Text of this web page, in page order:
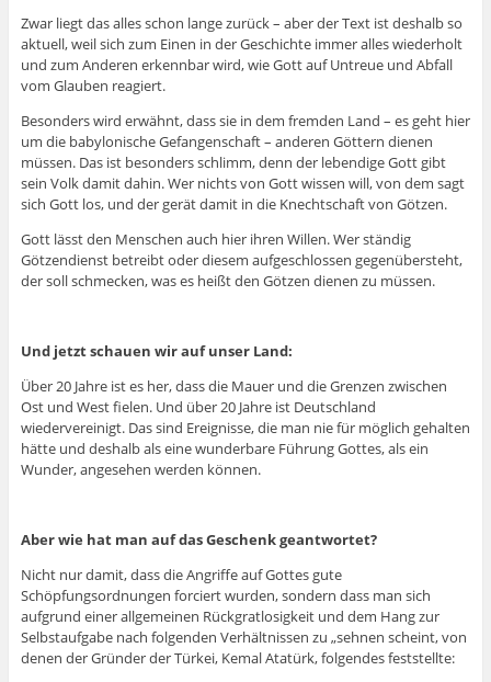
Zwar liegt das alles schon lange zurück – aber der Text ist deshalb so
aktuell, weil sich zum Einen in der Geschichte immer alles wiederholt
und zum Anderen erkennbar wird, wie Gott auf Untreue und Abfall
vom Glauben reagiert.
Besonders wird erwähnt, dass sie in dem fremden Land – es geht hier
um die babylonische Gefangenschaft – anderen Göttern dienen
müssen. Das ist besonders schlimm, denn der lebendige Gott gibt
sein Volk damit dahin. Wer nichts von Gott wissen will, von dem sagt
sich Gott los, und der gerät damit in die Knechtschaft von Götzen.
Gott lässt den Menschen auch hier ihren Willen. Wer ständig
Götzendienst betreibt oder diesem aufgeschlossen gegenübersteht,
der soll schmecken, was es heißt den Götzen dienen zu müssen.
Und jetzt schauen wir auf unser Land:
Über 20 Jahre ist es her, dass die Mauer und die Grenzen zwischen
Ost und West fielen. Und über 20 Jahre ist Deutschland
wiedervereinigt. Das sind Ereignisse, die man nie für möglich gehalten
hätte und deshalb als eine wunderbare Führung Gottes, als ein
Wunder, angesehen werden können.
Aber wie hat man auf das Geschenk geantwortet?
Nicht nur damit, dass die Angriffe auf Gottes gute
Schöpfungsordnungen forciert wurden, sondern dass man sich
aufgrund einer allgemeinen Rückgratlosigkeit und dem Hang zur
Selbstaufgabe nach folgenden Verhältnissen zu „sehnen scheint, von
denen der Gründer der Türkei, Kemal Atatürk, folgendes feststellte: